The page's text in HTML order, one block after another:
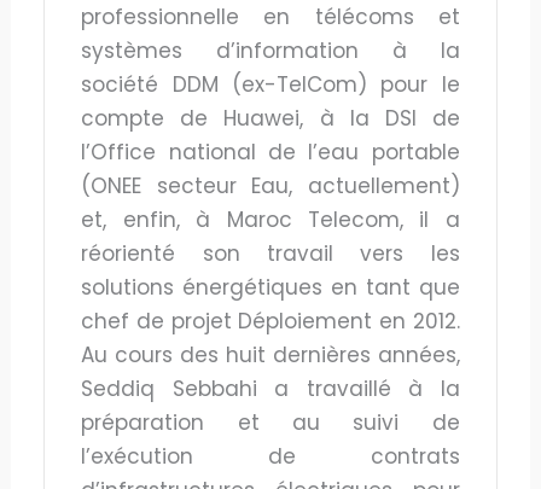
professionnelle en télécoms et
systèmes d’information à la
société DDM (ex-TelCom) pour le
compte de Huawei, à la DSI de
l’Office national de l’eau portable
(ONEE secteur Eau, actuellement)
et, enfin, à Maroc Telecom, il a
réorienté son travail vers les
solutions énergétiques en tant que
chef de projet Déploiement en 2012.
Au cours des huit dernières années,
Seddiq Sebbahi a travaillé à la
préparation et au suivi de
l’exécution de contrats